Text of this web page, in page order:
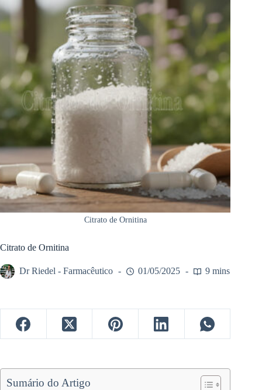
Citrato de Ornitina
Citrato de Ornitina
Dr Riedel - Farmacêutico 01/05/2025 9 mins
Sumário do Artigo